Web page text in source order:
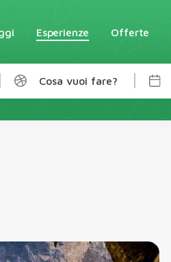
Esperienze Offerte
Cosa vuoi fare?